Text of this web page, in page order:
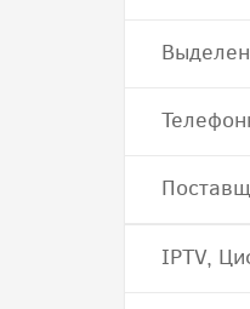
IPTV,